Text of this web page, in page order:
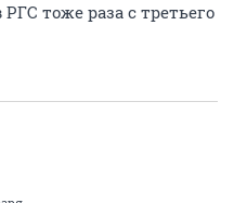
тоже раза с третьего